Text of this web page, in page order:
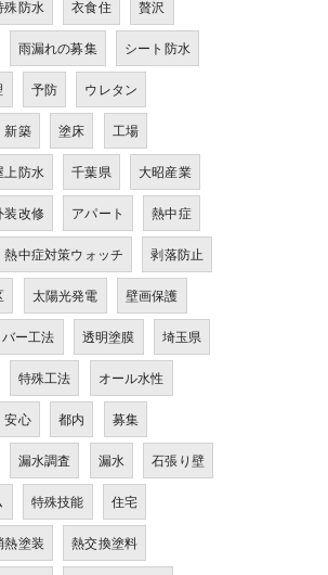
殊防水 衣食住 贅沢
雨漏れの募集 シート防水
予防 ウレタン
新築 塗床 工場
上防水 千葉県 大昭産業
装改修 アパート 熱中症
熱中症対策ウォッチ 剥落防止
太陽光発電 壁画保護
ー工法 透明塗膜 埼玉県
特殊工法 オール水性
安心 都内 募集
漏水調査 漏水 石張り壁
特殊技能 住宅
熱塗装 熱交換塗料